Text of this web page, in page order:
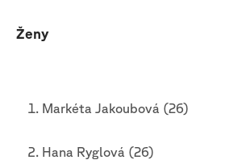
Ženy
Markéta Jakoubová (26)
Hana Ryglová (26)